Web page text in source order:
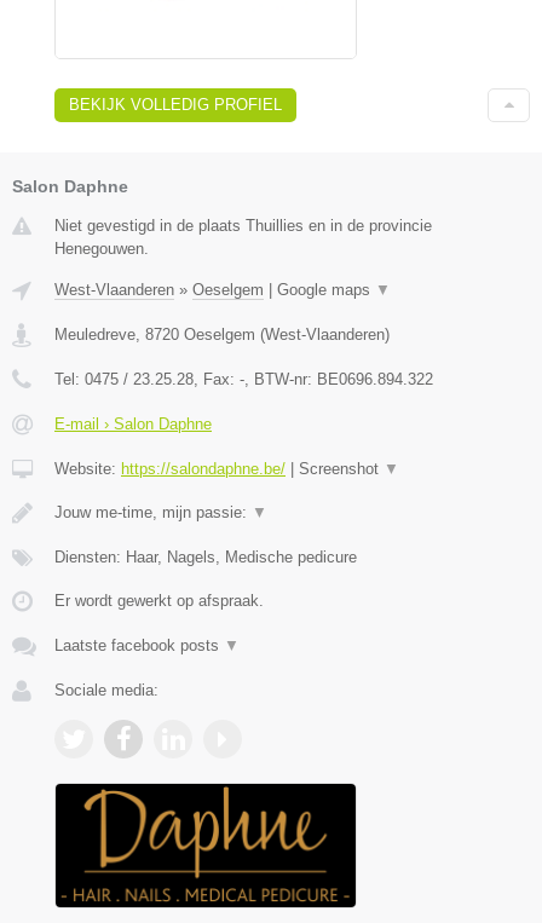
BEKIJK VOLLEDIG PROFIEL
Salon Daphne
Niet gevestigd in de plaats Thuillies en in de provincie
Henegouwen.
West-Vlaanderen » Oeselgem Google maps ▼
Meuledreve, 8720 Oeselgem (West-Vlaanderen)
Tel: 0475 / 23.25.28, Fax: -, BTW-nr: BE0696.894.322
E-mail › Salon Daphne
Website: https://salondaphne.be/ Screenshot ▼
Jouw me-time, mijn passie: ▼
Diensten: Haar, Nagels, Medische pedicure
Er wordt gewerkt op afspraak.
Laatste facebook posts ▼
Sociale media: